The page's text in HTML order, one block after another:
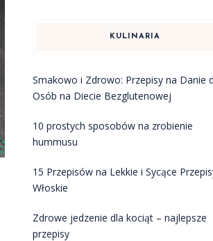
KULINARIA
Smakowo i Zdrowo: Przepisy na Danie
Osób na Diecie Bezglutenowej
10 prostych sposobów na zrobienie
hummusu
15 Przepisów na Lekkie i Sycące
Włoskie
Zdrowe jedzenie dla kociąt – najlepsze
przepisy